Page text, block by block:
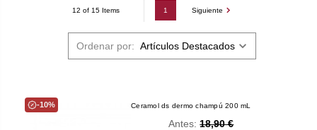
12 of 15 Items 1 Siguiente
Ordenar por:
-10% Ceramol ds dermo champú 200 mL
Antes: 18,90 €